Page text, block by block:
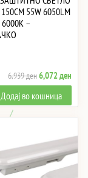
55W 6050LM
–
6,939денOriginal
price
was:
6,939 ден.
6,072ден
price
is:
Додај во кошница